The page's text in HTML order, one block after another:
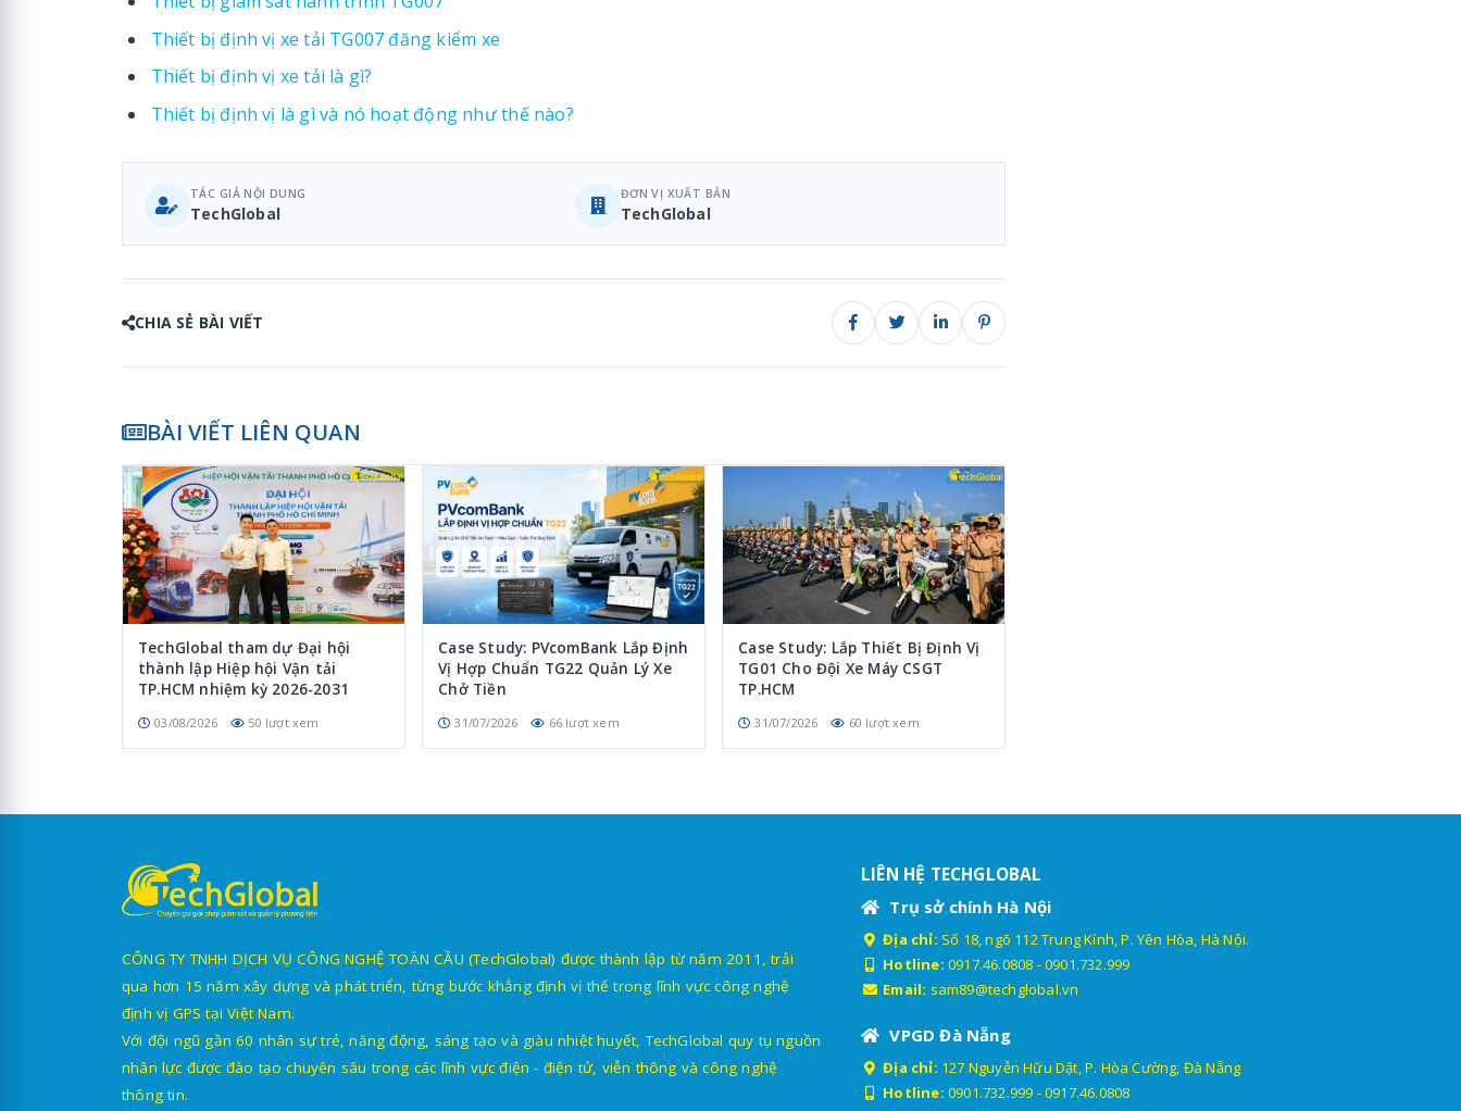
Thiết bị định vị xe tải TG007 đăng kiểm xe
Thiết bị định vị xe tải là gì?
Thiết bị định vị là gì và nó hoạt động như thế nào?
TÁC GIẢ NỘI DUNG
TechGlobal
ĐƠN VỊ XUẤT BẢN
TechGlobal
CHIA SẺ BÀI VIẾT
BÀI VIẾT LIÊN QUAN
TechGlobal tham dự Đại hội
thành lập Hiệp hội Vận tải
TP.HCM nhiệm kỳ 2026-2031
03/08/2026 50 lượt xem
Case Study: PVcomBank Lắp Định
Vị Hợp Chuẩn TG22 Quản Lý Xe
Chở Tiền
31/07/2026 66 lượt xem
Case Study: Lắp Thiết Bị Định Vị
TG01 Cho Đội Xe Máy CSGT
TP.HCM
31/07/2026 60 lượt xem
CÔNG TY TNHH DỊCH VỤ CÔNG NGHỆ TOÀN CẦU (TechGlobal) được thành lập từ năm 2011, trải
qua hơn 15 năm xây dựng và phát triển, từng bước khẳng định vị thế trong lĩnh vực công nghệ
định vị GPS tại Việt Nam.
Với đội ngũ gần 60 nhân sự trẻ, năng động, sáng tạo và giàu nhiệt huyết, TechGlobal quy tụ nguồn
nhân lực được đào tạo chuyên sâu trong các lĩnh vực điện - điện tử, viễn thông và công nghệ
thông tin.
LIÊN HỆ TECHGLOBAL
Trụ sở chính Hà Nội
Địa chỉ: Số 18, ngõ 112 Trung Kính, P. Yên Hòa, Hà Nội.
Hotline: 0917.46.0808 -0901.732.999
Email: sam89@techglobal.vn
VPGD Đà Nẵng
Địa chỉ: 127 Nguyễn Hữu Dật, P. Hòa Cường, Đà Nẵng
Hotline: 0901.732.999 -0917.46.0808